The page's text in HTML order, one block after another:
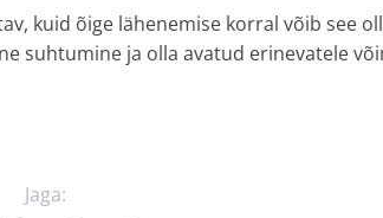
kuid õige lähenemise korral võib see
suhtumine ja olla avatud erinevatele
Jaga: